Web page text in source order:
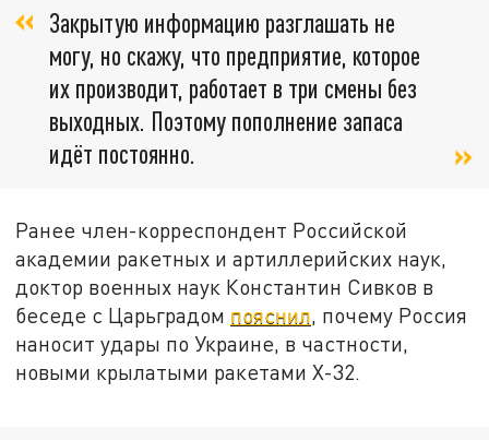
Закрытую информацию разглашать не
могу, но скажу, что предприятие, которое
их производит, работает в три смены без
выходных. Поэтому пополнение запаса
идёт постоянно.
Ранее член-корреспондент Российской
академии ракетных и артиллерийских наук,
доктор военных наук Константин Сивков в
беседе с Царьградом пояснил, почему Россия
наносит удары по Украине, в частности,
новыми крылатыми ракетами Х-32.